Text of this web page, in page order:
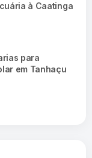
à Caatinga
para
em Tanhaçu